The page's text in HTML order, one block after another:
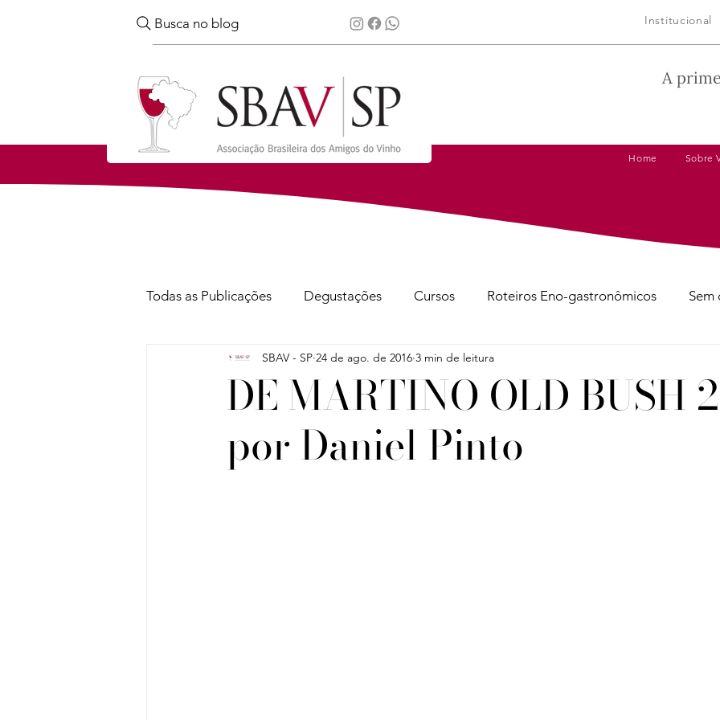
Busca no blog Institucional
A
Home Sobre
Todas as Publicações Degustações Cursos Roteiros Eno-gastronômicos Sem
Notícias Viagens Dicas de Harmonização
DE MARTINO OLD BUSH
por Daniel Pinto
SBAV - SP 24 de ago. de 2016 3 min de leitura